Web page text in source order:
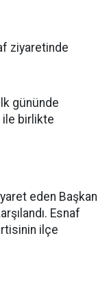
ziyaretinde
gününde
ile birlikte
eden Başkan
Esnaf
ilçe